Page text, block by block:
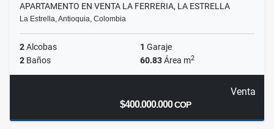
APARTAMENTO EN VENTA LA FERRERIA, LA ESTRELLA
La Estrella, Antioquia, Colombia
2Alcobas 1 Garaje
2 Baños 60.83Área m2
Venta
$400.000.000COP